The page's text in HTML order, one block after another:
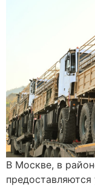
В Москве, в
предоставляются